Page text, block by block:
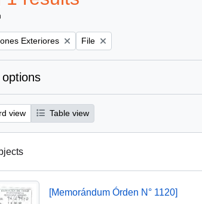
Exteriores Remove filter:
File
view Table view
[Memorándum Órden N° 1120]